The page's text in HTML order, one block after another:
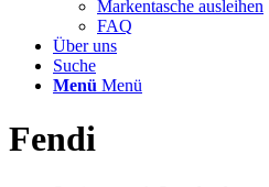
Markentasche ausleihen
FAQ
Über uns
Suche
Menü Menü
Fendi